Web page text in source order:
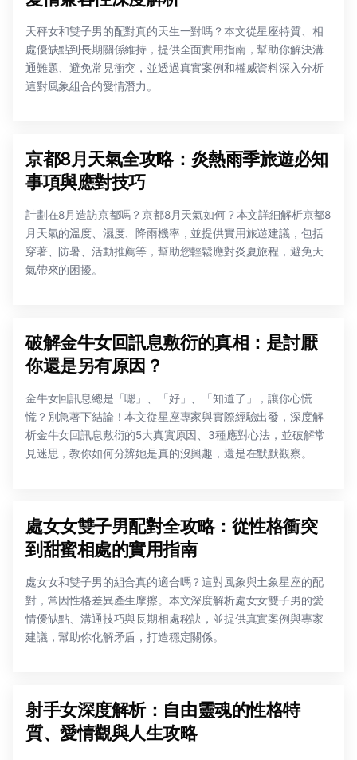
天秤女和雙子男的配對真的天生一對嗎？本文從星座特質、相
處優缺點到長期關係維持，提供全面實用指南，幫助你解決溝
通難題、避免常見衝突，並透過真實案例和權威資料深入分析
這對風象組合的愛情潛力。
京都8月天氣全攻略：炎熱雨季旅遊必知
事項與應對技巧
計劃在8月造訪京都嗎？京都8月天氣如何？本文詳細解析京都8
月天氣的溫度、濕度、降雨機率，並提供實用旅遊建議，包括
穿著、防暑、活動推薦等，幫助您輕鬆應對炎夏旅程，避免天
氣帶來的困擾。
破解金牛女回訊息敷衍的真相：是討厭
你還是另有原因？
金牛女回訊息總是「嗯」、「好」、「知道了」，讓你心慌
慌？別急著下結論！本文從星座專家與實際經驗出發，深度解
析金牛女回訊息敷衍的5大真實原因、3種應對心法，並破解常
見迷思，教你如何分辨她是真的沒興趣，還是在默默觀察。
處女女雙子男配對全攻略：從性格衝突
到甜蜜相處的實用指南
處女女和雙子男的組合真的適合嗎？這對風象與土象星座的配
對，常因性格差異產生摩擦。本文深度解析處女女雙子男的愛
情優缺點、溝通技巧與長期相處秘訣，並提供真實案例與專家
建議，幫助你化解矛盾，打造穩定關係。
射手女深度解析：自由靈魂的性格特
質、愛情觀與人生攻略